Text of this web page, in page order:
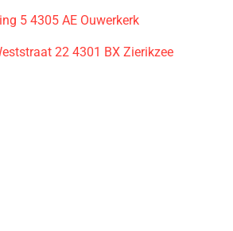
5 4305 AE Ouwerkerk
22 4301 BX Zierikzee